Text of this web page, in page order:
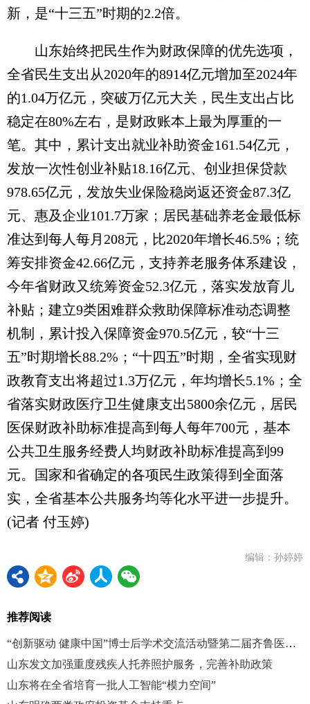
新，是“十三五”时期的2.2倍。
山东始终把民生作为财政保障的优先选项，
全省民生支出从2020年的8914亿元增加至2024年
的1.04万亿元，突破万亿元大关，民生支出占比
稳定在80%左右，是财政账本上最为厚重的一
笔。其中，累计支出就业补助资金161.54亿元，
发放一次性创业补贴18.16亿元、创业担保贷款
978.65亿元，发放失业保险稳岗返还资金87.3亿
元、惠及企业101.7万家；居民基础养老金最低标
准达到每人每月208元，比2020年增长46.5%；统
筹安排资金42.66亿元，支持养老服务体系建设，
今年省财政又统筹资金52.3亿元，落实发放育儿
补贴；建立9类困难群众救助保障标准动态调整
机制，累计投入保障资金970.5亿元，较“十三
五”时期增长88.2%；“十四五”时期，全省实现财
政教育支出将超过1.3万亿元，年均增长5.1%；全
省落实财政医疗卫生健康支出5800余亿元，居民
医保财政补助标准提高到每人每年700元，基本
公共卫生服务经费人均财政补助标准提高到99
元。国家和省确定的各项民生政策得到全面落
实，全省基本公共服务均等化水平进一步提升。
(记者 付玉婷)
编辑：孙婷婷
推荐阅读
“创新驱动 健康中国”博士后学术交流活动暨第二届齐鲁医学卓越人才发展大会在济南举办
山东发文加强重度残疾人托养照护服务，完善补助政策
山东将在全省培育一批人工智能“模力空间”